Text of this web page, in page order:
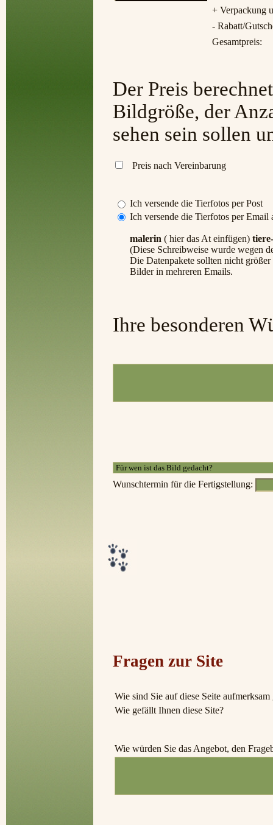
+ Verpackung
- Rabatt/
Gesamtpreis:
Der Preis
Bildgröße, der
sehen sein sollen
Preis nach Vereinbarung
Ich versende die Tierfotos per Post
Ich versende die Tierfotos per Email
malerin ( hier das At einfügen)
(Diese Schreibweise wurde wegen
Die Datenpakete sollten nicht
Bilder in mehreren Emails.
Ihre besonderen
Wunschtermin für die Fertigstellung:
Fragen zur Site
Wie sind Sie auf diese Seite
Wie gefällt Ihnen diese Site?
Wie würden Sie das Angebot, den